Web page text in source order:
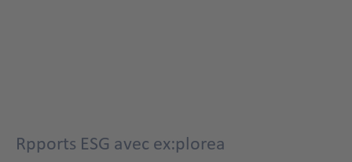
Rpports ESG avec ex:plorea